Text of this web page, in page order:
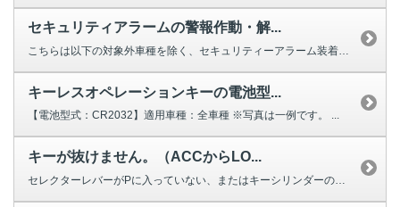
セキュリティアラームの警報作動・解...
こちらは以下の対象外車種を除く、セキュリティーアラーム装着車向けのご回答で...
キーレスオペレーションキーの電池型...
【電池型式：CR2032】適用車種：全車種 ※写真は一例です。 ...
キーが抜けません。（ACCからLO...